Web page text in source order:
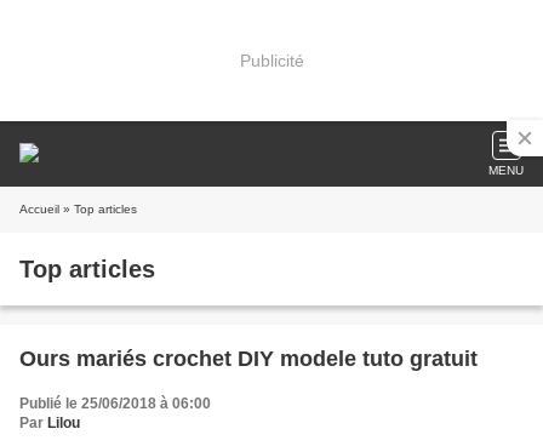
Publicité
MENU
Accueil » Top articles
Top articles
Ours mariés crochet DIY modele tuto gratuit
Publié le 25/06/2018 à 06:00
Par Lilou